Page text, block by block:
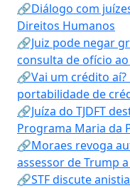
🔗Diálogo com
Direitos Humanos
🔗Juiz pode negar
consulta de ofício
🔗Vai um crédito
portabilidade de
🔗Juíza do TJDFT
Programa Maria da
🔗Moraes revoga
assessor de Trump
🔗STF discute